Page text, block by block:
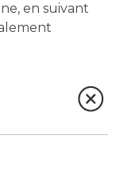
en suivant